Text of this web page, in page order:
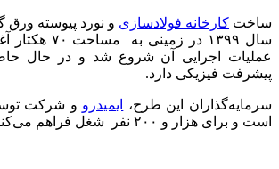
ساخت کارخانه فولادسازی و نورد پیوسته ورق
پیشرفت فیزیکی دارد.
سرمایه‌گذاران این طرح، ایمیدرو و شرکت
است و برای هزار و ۲۰۰ نفر شغل فراهم می‌کند.